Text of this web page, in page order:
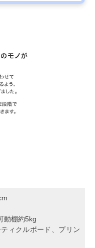
動棚約5kg
ィクルボード、プリン